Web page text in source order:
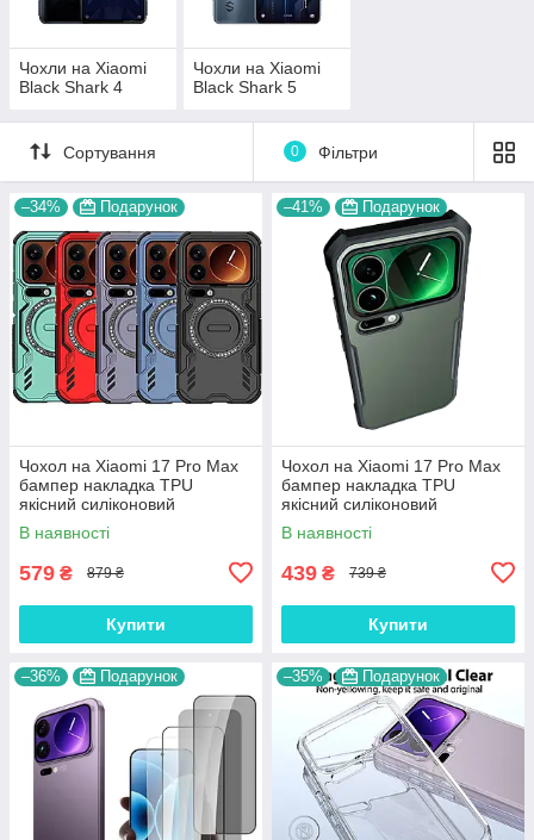
Чохли на Xiaomi
Black Shark 4
Чохли на Xiaomi
Black Shark 5
Сортування 0 Фільтри
–34% Подарунок
Чохол на Xiaomi 17 Pro Max
бампер накладка TPU
якісний силіконовий
протиударний оригінальний
"NEO-ARMOR"
В наявності
579 ₴ 879 ₴
Купити
–41% Подарунок
Чохол на Xiaomi 17 Pro Max
бампер накладка TPU
якісний силіконовий
протиударний оригінальний
"NEO-HYBRID"
В наявності
439 ₴ 739 ₴
Купити
–36% Подарунок –35% Подарунок